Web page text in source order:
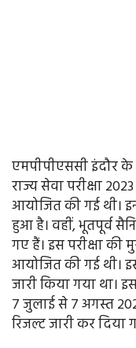
एमपीपीएससी इंदौर
राज्य सेवा परीक्षा
आयोजित की गई थी।
हुआ है। वहीं, भूतपूर्व
गए हैं। इस परीक्षा की
आयोजित की गई थी।
जारी किया गया था।
7 जुलाई से 7 अगस्त
रिजल्ट जारी कर दिया